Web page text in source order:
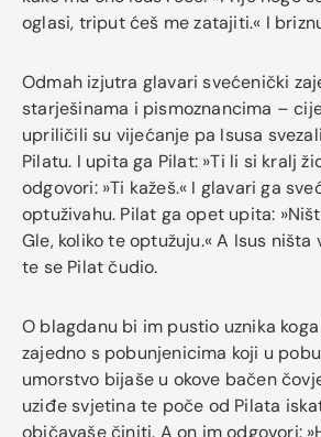
oglasi, triput ćeš me zatajiti.« I
Odmah izjutra glavari svećenički
starješinama i pismoznancima –
upriličili su vijećanje pa Isusa
Pilatu. I upita ga Pilat: »Ti li si kralj
odgovori: »Ti kažeš.« I glavari ga
optuživahu. Pilat ga opet upita:
Gle, koliko te optužuju.« A Isus ništa
te se Pilat čudio.
O blagdanu bi im pustio uznika
zajedno s pobunjenicima koji u
umorstvo bijaše u okove bačen
uziđe svjetina te poče od Pilata